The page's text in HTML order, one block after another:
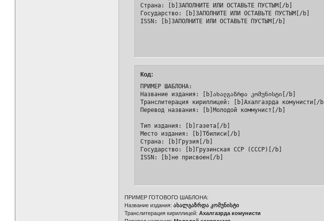
Страна: [b]ЗАПОЛНИТЕ ИЛИ ОСТАВЬТЕ ПУСТЫМ[/b]
Государство: [b]ЗАПОЛНИТЕ ИЛИ ОСТАВЬТЕ ПУСТЫМ[/b]
Код:
ПРИМЕР ШАБЛОНА:
Название издания: [b]ახალგაზრდა კომუნისტი[/b]
Транслитерация кириллицей: [b]Ахалгазрда комунисти[/b]
Перевод названия: [b]Молодой коммунист[/b]
Тип издания: [b]газета[/b]
Место издания: [b]Тбилиси[/b]
Страна: [b]Грузия[/b]
Государство: [b]Грузинская ССР (СССР)[/b]
ISSN: [b]не присвоен[/b]
ПРИМЕР ГОТОВОГО ШАБЛОНА:
Название издания:ახალგაზრდა კომუნისტი
Транслитерация кириллицей:Ахалгазрда комунисти